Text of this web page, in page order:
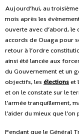
Aujourd’hui, au
mois après les
ouverte avec d’abord, le
accords de Ouaga pour
retour à l’ordre
ainsi été lancée aux
du Gouvernement et un
objectifs, les électionset
et on le constate sur le
l’armée tranquillement,
l’aider du mieux que
Pendant que le Général